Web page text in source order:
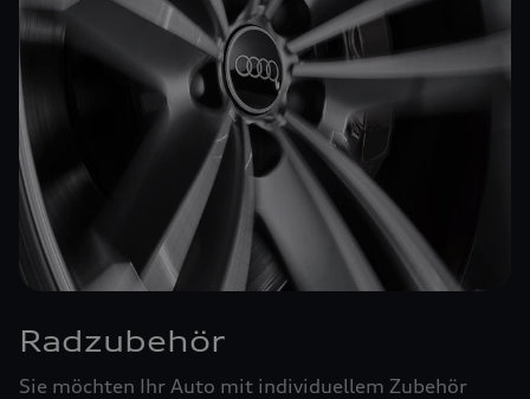
Radzubehör
Sie möchten Ihr Auto mit individuellem Zubehör